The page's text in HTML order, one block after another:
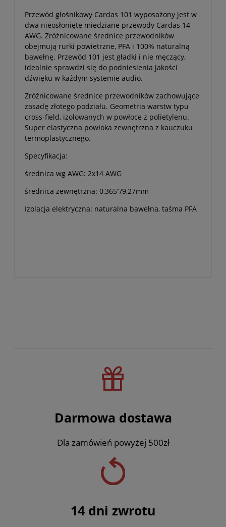
Przewód głośnikowy Cardas 101 wyposażony jest w
dwa nieosłonięte miedziane przewody Cardas 14
AWG. Zróżnicowane średnice przewodników
obejmują rurki powietrzne, PFA i 100% naturalną
bawełnę. Przewód 101 jest gładki i nie męczący,
idealnie sprawdzi się do podniesienia jakości
dźwięku w każdym systemie audio.
Zróżnicowane średnice przewodników zachowujące
zasadę złotego podziału. Geometria warstw typu
cross-field, izolowanych w powłoce z polietylenu.
Super elastyczna powłoka zewnętrzna z kauczuku
termoplastycznego.
Specyfikacja:
średnica wg AWG: 2x14 AWG
średnica zewnętrzna: 0,365”/9,27mm
Izolacja elektryczna: naturalna bawełna, taśma PFA
Darmowa dostawa
Dla zamówień powyżej 500zł
14 dni zwrotu